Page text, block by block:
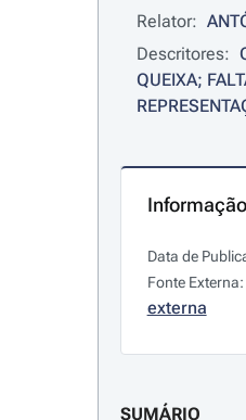
Relator:
Descritores:
QUEIXA;
Data de
Fonte Externa:
externa
SUMÁRIO